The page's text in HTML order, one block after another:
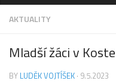
Stadion
Kontakt-rezervace
Ceník
AKTUALITY
Mladší žáci v
BY LUDĚK VOJTÍŠEK · 9.5.2023